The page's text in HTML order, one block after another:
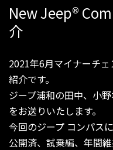
New Jeep®
介
2021年6月マイナーチ
紹介です。
ジープ浦和の田中、小
をお送りいたします。
今回のジープ コンパス
公開済、試乗編、年間